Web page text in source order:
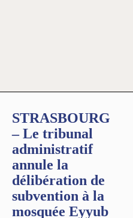
STRASBOURG
– Le tribunal
administratif
annule la
délibération de
subvention à la
mosquée Eyyub